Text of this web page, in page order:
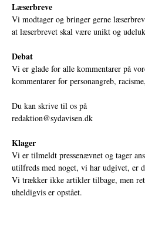
Læserbreve
Vi modtager og bringer gerne
at læserbrevet skal være unikt og
Debat
Vi er glade for alle kommentarer på
kommentarer for personangreb,
Du kan skrive til os på
redaktion@sydavisen.dk
Klager
Vi er tilmeldt pressenævnet og tager
utilfreds med noget, vi har udgivet, er
Vi trækker ikke artikler tilbage, men
uheldigvis er opstået.